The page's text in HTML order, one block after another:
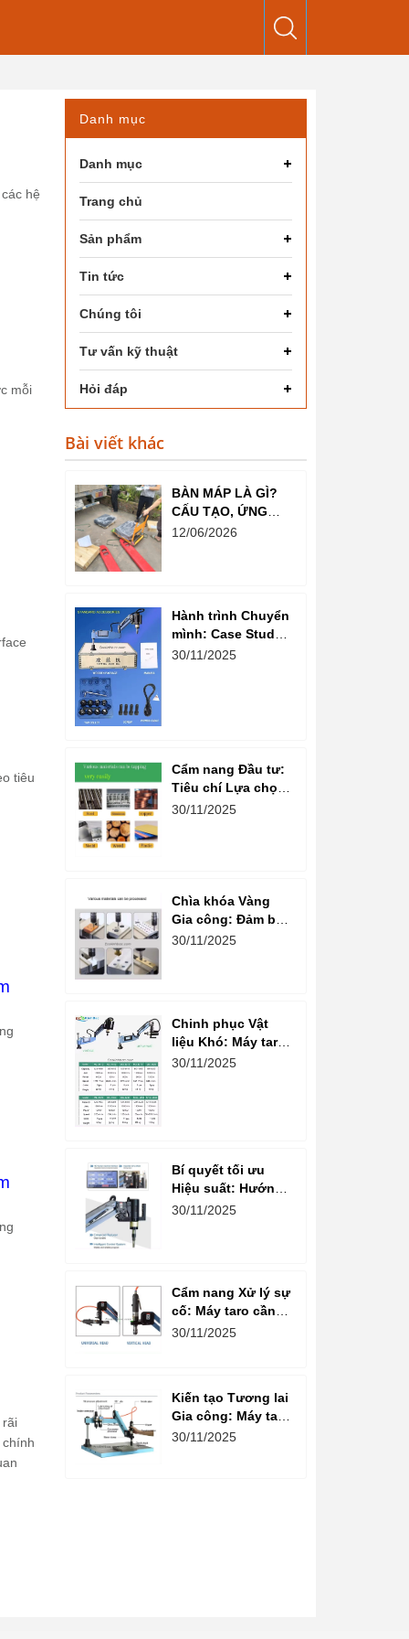
hệ
mỗi
tiêu
Danh mục
Danh mục
Trang chủ
Sản phẩm
Tin tức
Chúng tôi
Tư vấn kỹ thuật
Hỏi đáp
Bài viết khác
BÀN MÁP LÀ GÌ?
CẤU TẠO, ỨNG
DỤNG VÀ VAI TRÒ
12/06/2026
Hành trình Chuyển
mình: Case Study
Tối ưu Năng suất
30/11/2025
Cẩm nang Đầu tư:
Tiêu chí Lựa chọn
Thương hiệu và
30/11/2025
Chìa khóa Vàng
Gia công: Đảm bảo
Đường Ren Đẹp và
30/11/2025
Chinh phục Vật
liệu Khó: Máy taro
cần điện và Hướng
30/11/2025
Bí quyết tối ưu
Hiệu suất: Hướng
dẫn chi tiết chọn
30/11/2025
Cẩm nang Xử lý sự
cố: Máy taro cần
điện – Những lỗi
30/11/2025
Kiến tạo Tương lai
Gia công: Máy taro
cần điện và Xu
30/11/2025